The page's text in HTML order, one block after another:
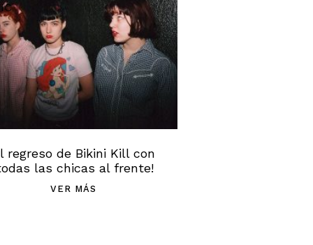
regreso de Bikini Kill con
las chicas al frente!
VER MÁS